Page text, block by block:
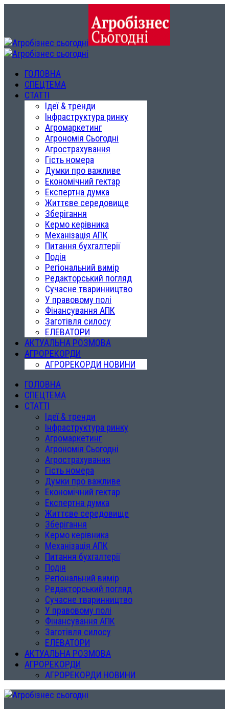
ГОЛОВНА
СПЕЦТЕМА
СТАТТІ
Ідеї & тренди
Інфраструктура ринку
Агромаркетинг
Агрономія Сьогодні
Агрострахування
Гість номера
Думки про важливе
Економічний гектар
Експертна думка
Життєве середовище
Зберігання
Кермо керівника
Механізація АПК
Питання бухгалтерії
Подія
Регіональний вимір
Редакторський погляд
Сучасне тваринництво
У правовому полі
Фінансування АПК
Заготівля силосу
ЕЛЕВАТОРИ
АКТУАЛЬНА РОЗМОВА
АГРОРЕКОРДИ
АГРОРЕКОРДИ НОВИНИ
ГОЛОВНА
СПЕЦТЕМА
СТАТТІ
Ідеї & тренди
Інфраструктура ринку
Агромаркетинг
Агрономія Сьогодні
Агрострахування
Гість номера
Думки про важливе
Економічний гектар
Експертна думка
Життєве середовище
Зберігання
Кермо керівника
Механізація АПК
Питання бухгалтерії
Подія
Регіональний вимір
Редакторський погляд
Сучасне тваринництво
У правовому полі
Фінансування АПК
Заготівля силосу
ЕЛЕВАТОРИ
АКТУАЛЬНА РОЗМОВА
АГРОРЕКОРДИ
АГРОРЕКОРДИ НОВИНИ